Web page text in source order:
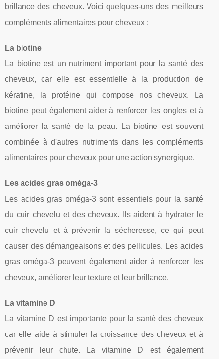
brillance des cheveux. Voici quelques-uns des meilleurs
compléments alimentaires pour cheveux :
La biotine
La biotine est un nutriment important pour la santé des
cheveux, car elle est essentielle à la production de
kératine, la protéine qui compose nos cheveux. La
biotine peut également aider à renforcer les ongles et à
améliorer la santé de la peau. La biotine est souvent
combinée à d'autres nutriments dans les compléments
alimentaires pour cheveux pour une action synergique.
Les acides gras oméga-3
Les acides gras oméga-3 sont essentiels pour la santé
du cuir chevelu et des cheveux. Ils aident à hydrater le
cuir chevelu et à prévenir la sécheresse, ce qui peut
causer des démangeaisons et des pellicules. Les acides
gras oméga-3 peuvent également aider à renforcer les
cheveux, améliorer leur texture et leur brillance.
La vitamine D
La vitamine D est importante pour la santé des cheveux
car elle aide à stimuler la croissance des cheveux et à
prévenir leur chute. La vitamine D est également